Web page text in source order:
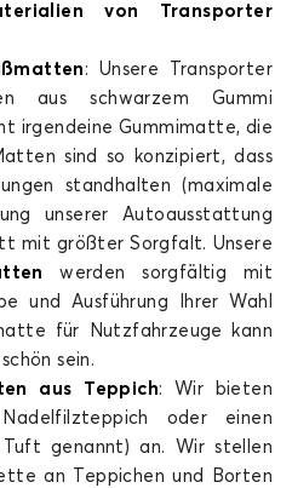
von Transporter
matten : Unsere Transporter
aus schwarzem Gummi
irgendeine Gummimatte, die
sind so konzipiert, dass
standhalten (maximale
unserer Autoausstattung
mit größter Sorgfalt. Unsere
werden sorgfältig mit
und Ausführung Ihrer Wahl
für Nutzfahrzeuge kann
sein.
aus Teppich: Wir bieten
oder einen
genannt) an. Wir stellen
an Teppichen und Borten